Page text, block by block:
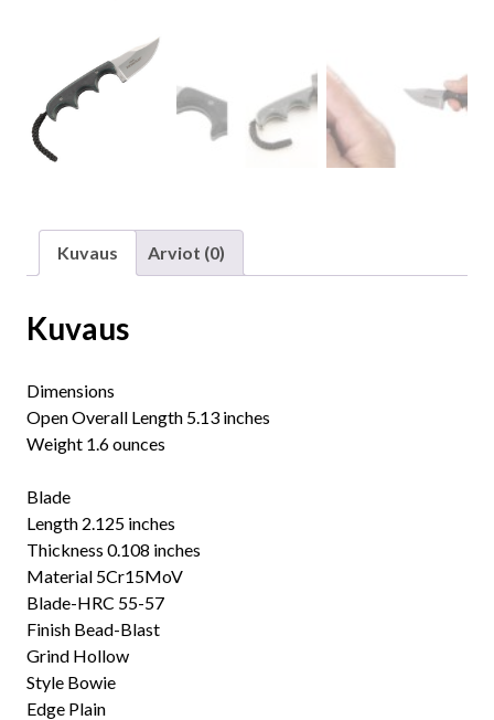
Kuvaus Arviot (0)
Kuvaus
Dimensions
Open Overall Length 5.13 inches
Weight 1.6 ounces
Blade
Length 2.125 inches
Thickness 0.108 inches
Material 5Cr15MoV
Blade-HRC 55-57
Finish Bead-Blast
Grind Hollow
Style Bowie
Edge Plain